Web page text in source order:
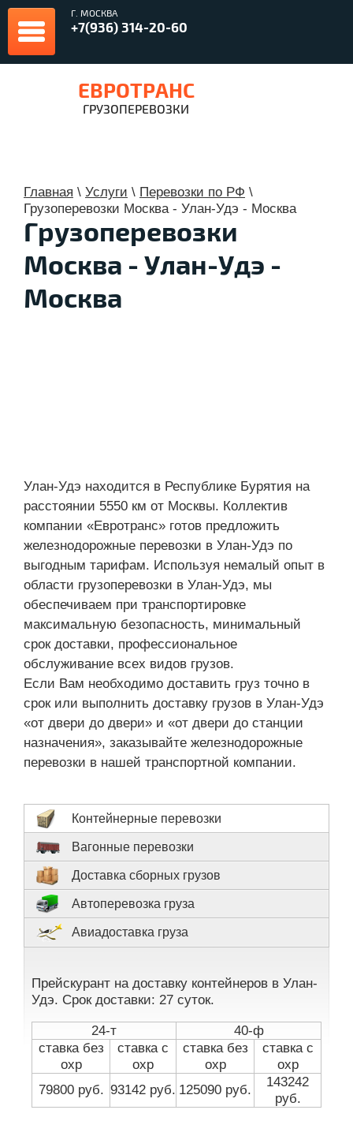
Г. МОСКВА
+7(936) 314-20-60
ЕВРОТРАНС
ГРУЗОПЕРЕВОЗКИ
Главная \ Услуги \ Перевозки по РФ \
Грузоперевозки Москва - Улан-Удэ - Москва
Грузоперевозки
Москва - Улан-Удэ -
Москва
Улан-Удэ находится в Республике Бурятия на
расстоянии 5550 км от Москвы. Коллектив
компании «Евротранс» готов предложить
железнодорожные перевозки в Улан-Удэ по
выгодным тарифам. Используя немалый опыт в
области грузоперевозки в Улан-Удэ, мы
обеспечиваем при транспортировке
максимальную безопасность, минимальный
срок доставки, профессиональное
обслуживание всех видов грузов.
Если Вам необходимо доставить груз точно в
срок или выполнить доставку грузов в Улан-Удэ
«от двери до двери» и «от двери до станции
назначения», заказывайте железнодорожные
перевозки в нашей транспортной компании.
Контейнерные перевозки
Вагонные перевозки
Доставка сборных грузов
Автоперевозка груза
Авиадоставка груза
Прейскурант на доставку контейнеров в Улан-
Удэ. Срок доставки: 27 суток.
24-т
40-ф
ставка без
охр
ставка с
охр
ставка без
охр
ставка с
охр
79800 руб. 93142 руб. 125090 руб.
143242
руб.